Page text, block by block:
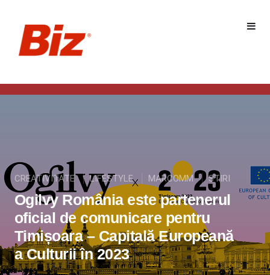
CREATIVITATE LIFESTYLE MARCOMM STIRI
Ogilvy România este partenerul
oficial de comunicare pentru
Timișoara – Capitală Europeană
a Culturii în 2023